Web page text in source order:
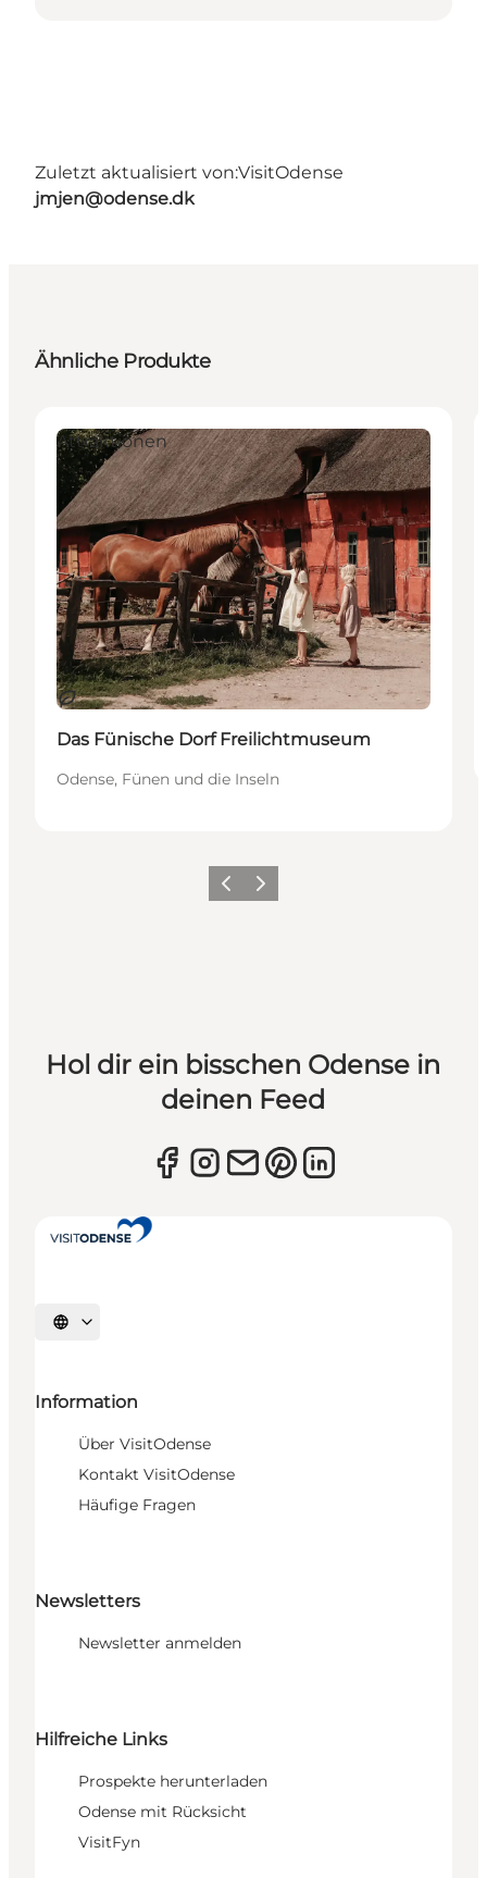
Zuletzt aktualisiert von:VisitOdense
jmjen@odense.dk
Ähnliche Produkte
Nachhaltig
Attraktionen
Das Fünische Dorf Freilichtmuseum
Odense, Fünen und die Inseln
ZurückWeiter
Hol dir ein bisschen Odense in
deinen Feed
Sprache auswählen
Information
Über VisitOdense
Kontakt VisitOdense
Häufige Fragen
Newsletters
Newsletter anmelden
Hilfreiche Links
Prospekte herunterladen
Odense mit Rücksicht
VisitFyn